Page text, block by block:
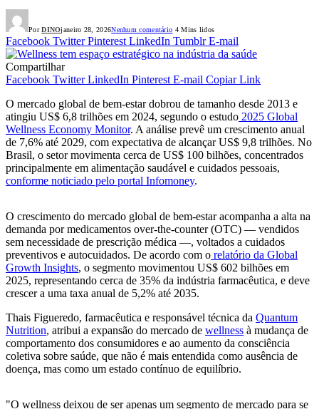
Por DINOjaneiro 28, 2026Nenhum comentário 4 Mins lidos
Facebook Twitter Pinterest LinkedIn Tumblr E-mail
Compartilhar
Facebook Twitter LinkedIn Pinterest E-mail Copiar Link
O mercado global de bem‑estar dobrou de tamanho desde 2013 e
atingiu US$ 6,8 trilhões em 2024, segundo o estudo 2025 Global
Wellness Economy Monitor. A análise prevê um crescimento anual
de 7,6% até 2029, com expectativa de alcançar US$ 9,8 trilhões. No
Brasil, o setor movimenta cerca de US$ 100 bilhões, concentrados
principalmente em alimentação saudável e cuidados pessoais,
conforme noticiado pelo portal Infomoney.
O crescimento do mercado global de bem-estar acompanha a alta na
demanda por medicamentos over-the-counter (OTC) — vendidos
sem necessidade de prescrição médica —, voltados a cuidados
preventivos e autocuidados. De acordo com o relatório da Global
Growth Insights, o segmento movimentou US$ 602 bilhões em
2025, representando cerca de 35% da indústria farmacêutica, e deve
crescer a uma taxa anual de 5,2% até 2035.
Thais Figueredo, farmacêutica e responsável técnica da Quantum
Nutrition, atribui a expansão do mercado de wellness à mudança de
comportamento dos consumidores e ao aumento da consciência
coletiva sobre saúde, que não é mais entendida como ausência de
doença, mas como um estado contínuo de equilíbrio.
"O wellness deixou de ser apenas um segmento de mercado para se